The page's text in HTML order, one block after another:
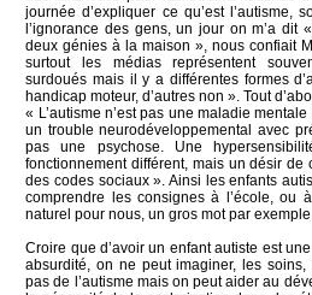
journée d’expliquer ce qu’est l’autisme,
l’ignorance des gens, un jour on m’a dit
deux génies à la maison », nous confiait
surtout les médias représentent
surdoués mais il y a différentes formes
handicap moteur, d’autres non ». Tout
« L’autisme n’est pas une maladie
un trouble neurodéveloppemental avec
pas une psychose. Une
fonctionnement différent, mais un désir de
des codes sociaux ». Ainsi les enfants
comprendre les consignes à l’école, ou
naturel pour nous, un gros mot par exemple.
Croire que d’avoir un enfant autiste est
absurdité, on ne peut imaginer, les
pas de l’autisme mais on peut aider au